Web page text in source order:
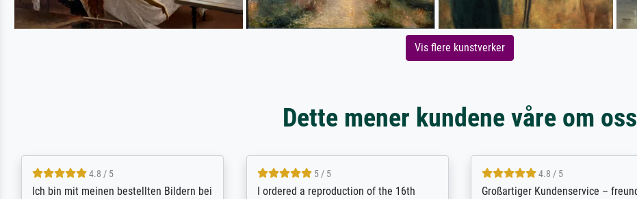
Vis flere kunstverker
Dette mener kundene våre om oss
5 / 5
Rundum positive Erfahrung. Die
5 / 5
The team at Meisterdrucke strives to
5 / 5
Outstanding quality and customer